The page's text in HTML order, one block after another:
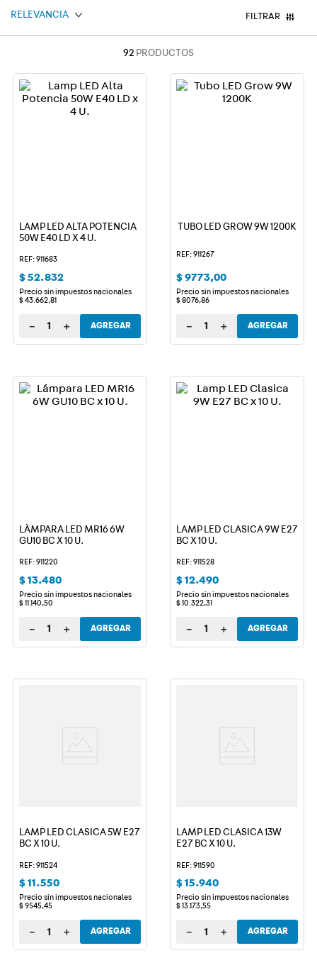
RELEVANCIA FILTRAR
92 PRODUCTOS
LAMP LED ALTA POTENCIA
50W E40 LD X 4 U.
REF: 911683
$52.832
Precio sin impuestos nacionales
$43 662,81
＋
－ AGREGAR
TUBO LED GROW 9W 1200K
REF: 911267
$9773,00
Precio sin impuestos nacionales
$8076,86
＋
－ AGREGAR
LÁMPARA LED MR16 6W
GU10 BC X 10 U.
REF: 911220
$13.480
Precio sin impuestos nacionales
$11.140,50
＋
－ AGREGAR
LAMP LED CLASICA 9W E27
BC X 10 U.
REF: 911528
$12.490
Precio sin impuestos nacionales
$10.322,31
＋
－ AGREGAR
LAMP LED CLASICA 5W E27
BC X 10 U.
REF: 911524
$11.550
Precio sin impuestos nacionales
$9545,45
＋
－ AGREGAR
LAMP LED CLASICA 13W
E27 BC X 10 U.
REF: 911590
$15.940
Precio sin impuestos nacionales
$13.173,55
＋
－ AGREGAR
9.
toma